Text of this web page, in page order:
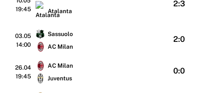
19:45
Atalanta
2:3
03.05
14:00
Sassuolo
AC Milan
2:0
26.04
19:45
AC Milan
Juventus
0:0